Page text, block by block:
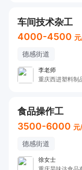
车间技术杂工
4000-4500
德感街道
李老师
重庆西进塑料制
食品操作工
3500-6000 元
德感街道
徐女士